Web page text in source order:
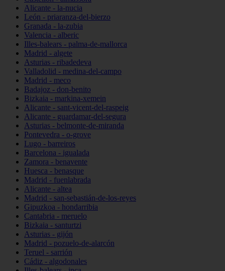
Alicante - la-nucia
León - priaranza-del-bierzo
Granada - la-zubia
Valencia - alberic
Illes-balears - palma-de-mallorca
Madrid - algete
Asturias - ribadedeva
Valladolid - medina-del-campo
Madrid - meco
Badajoz - don-benito
Bizkaia - markina-xemein
Alicante - sant-vicent-del-raspeig
Alicante - guardamar-del-segura
Asturias - belmonte-de-miranda
Pontevedra - o-grove
Lugo - barreiros
Barcelona - igualada
Zamora - benavente
Huesca - benasque
Madrid - fuenlabrada
Alicante - altea
Madrid - san-sebastián-de-los-reyes
Gipuzkoa - hondarribia
Cantabria - meruelo
Bizkaia - santurtzi
Asturias - gijón
Madrid - pozuelo-de-alarcón
Teruel - sarrión
Cádiz - algodonales